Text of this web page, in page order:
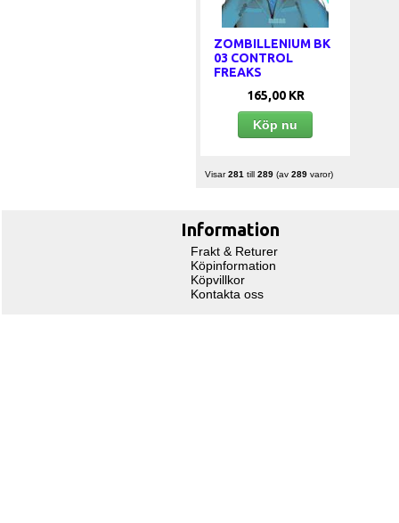
ZOMBILLENIUM BK
03 CONTROL
FREAKS
165,00 KR
Köp nu
Visar281 till 289 (av 289 varor)
Information
Frakt & Returer
Köpinformation
Köpvillkor
Kontakta oss